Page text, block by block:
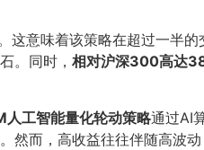
这意味着该策略在超过一半的
。同时， 相对沪深300高达
工智能量化轮动策略通过AI
然而，高收益往往伴随高波